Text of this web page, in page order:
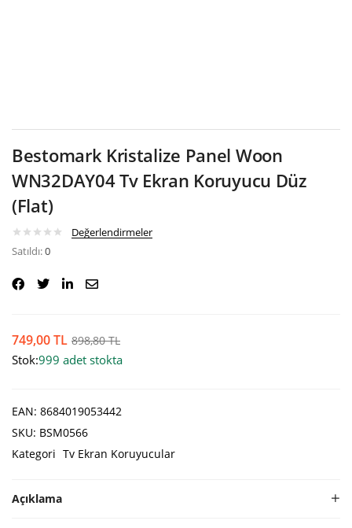
Bestomark Kristalize Panel Woon
WN32DAY04 Tv Ekran Koruyucu Düz
(Flat)
Değerlendirmeler
Satıldı:0
749,00TL 898,80TL
Stok:999 adet stokta
EAN: 8684019053442
SKU: BSM0566
Kategori Tv Ekran Koruyucular
Açıklama